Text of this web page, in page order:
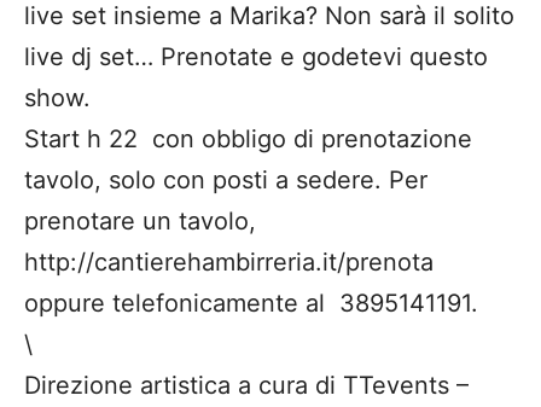
live set insieme a Marika? Non sarà il solito
live dj set… Prenotate e godetevi questo
show.
Start h 22 con obbligo di prenotazione
tavolo, solo con posti a sedere. Per
prenotare un tavolo,
http://cantierehambirreria.it/prenota
oppure telefonicamente al 3895141191.
\
Direzione artistica a cura di TTevents –